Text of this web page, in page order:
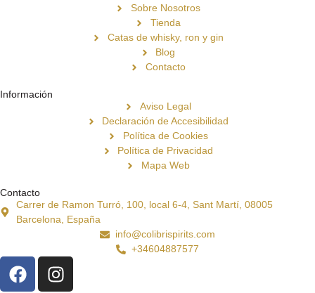
Sobre Nosotros
Tienda
Catas de whisky, ron y gin
Blog
Contacto
Información
Aviso Legal
Declaración de Accesibilidad
Política de Cookies
Política de Privacidad
Mapa Web
Contacto
Carrer de Ramon Turró, 100, local 6-4, Sant Martí, 08005
Barcelona, España
info@colibrispirits.com
+34604887577